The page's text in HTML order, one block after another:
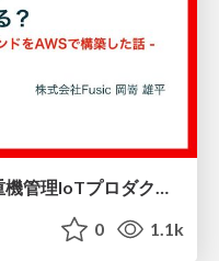
あの重機は今どこにある？- 重機管理IoTプロダクトのバックエンドをAWSで構築した話 -
0 1.1k